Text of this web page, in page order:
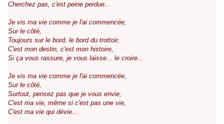
Cherchez pas, c'est peine perdue...
Je vis ma vie comme je l'ai commencée,
Sur le côté,
Toujours sur le bord, le bord du trottoir,
C'est mon destin, c'est mon histoire,
Si ça vous rassure, je vous laisse... le croire...
Je vis ma vie comme je l'ai commencée,
Sur le côté,
Surtout, pensez pas que je vous envie,
C'est ma vie, même si c'est pas une vie,
C'est ma vie qui dévie...